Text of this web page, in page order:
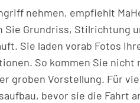
nehmen, empfiehlt
Sie Grundriss, Stilrichtung
Sie laden vorab Fotos
So kommen Sie
groben Vorstellung. Für
bevor sie die Fahrt